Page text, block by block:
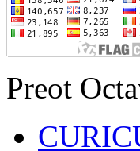
Preot